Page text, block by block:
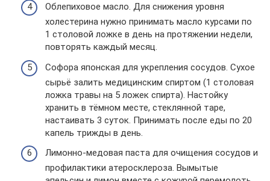
Облепиховое масло. Для снижения уровня
холестерина нужно принимать масло курсами по
1 столовой ложке в день на протяжении недели,
повторять каждый месяц.
Софора японская для укрепления сосудов. Сухое
сырьё залить медицинским спиртом (1 столовая
ложка травы на 5 ложек спирта). Настойку
хранить в тёмном месте, стеклянной таре,
настаивать 3 суток. Принимать после еды по 20
капель трижды в день.
Лимонно-медовая паста для очищения сосудов и
профилактики атеросклероза. Вымытые